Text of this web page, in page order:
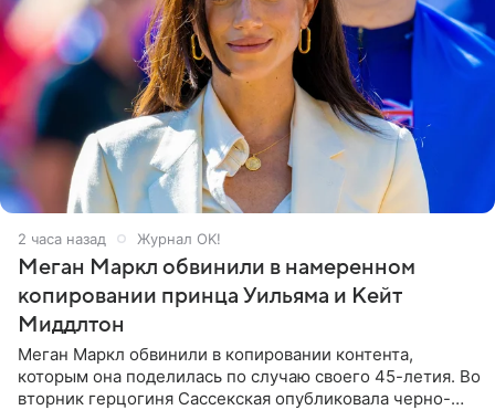
2 часа назад Журнал OK!
Меган Маркл обвинили в намеренном
копировании принца Уильяма и Кейт
Миддлтон
Меган Маркл обвинили в копировании контента,
которым она поделилась по случаю своего 45-летия. Во
вторник герцогиня Сассекская опубликовала черно-